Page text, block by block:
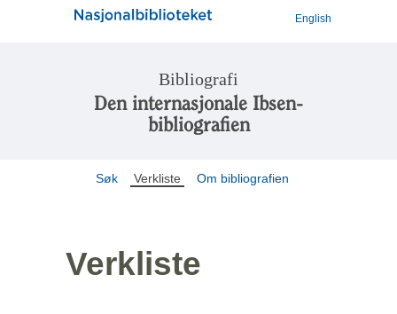
English
Bibliografi
Den internasjonale Ibsen-
bibliografien
Søk Verkliste Om bibliografien
Verkliste